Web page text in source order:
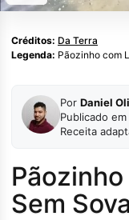
Créditos: Da Terra
Legenda: Pãozinho com
Por Daniel
Publicado
Receita
Sem